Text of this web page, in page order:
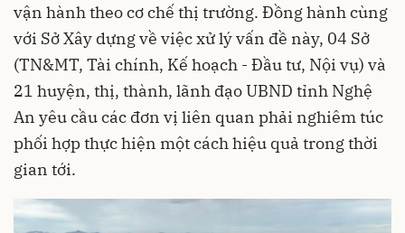
vận hành theo cơ chế thị trường. Đồng hành cùng
với Sở Xây dựng về việc xử lý vấn đề này, 04 Sở
(TN&MT, Tài chính, Kế hoạch - Đầu tư, Nội vụ) và
21 huyện, thị, thành, lãnh đạo UBND tỉnh Nghệ
An yêu cầu các đơn vị liên quan phải nghiêm túc
phối hợp thực hiện một cách hiệu quả trong thời
gian tới.